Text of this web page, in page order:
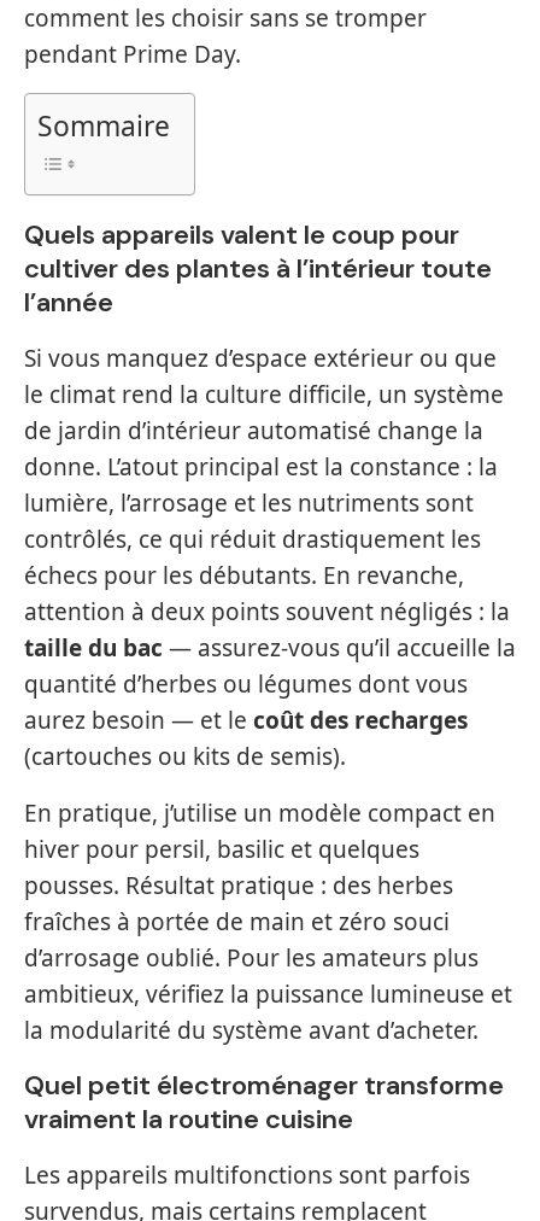
comment les choisir sans se tromper
pendant Prime Day.
Sommaire
Quels appareils valent le coup pour
cultiver des plantes à l’intérieur toute
l’année
Si vous manquez d’espace extérieur ou que
le climat rend la culture difficile, un système
de jardin d’intérieur automatisé change la
donne. L’atout principal est la constance : la
lumière, l’arrosage et les nutriments sont
contrôlés, ce qui réduit drastiquement les
échecs pour les débutants. En revanche,
attention à deux points souvent négligés : la
taille du bac — assurez-vous qu’il accueille la
quantité d’herbes ou légumes dont vous
aurez besoin — et le coût des recharges
(cartouches ou kits de semis).
En pratique, j’utilise un modèle compact en
hiver pour persil, basilic et quelques
pousses. Résultat pratique : des herbes
fraîches à portée de main et zéro souci
d’arrosage oublié. Pour les amateurs plus
ambitieux, vérifiez la puissance lumineuse et
la modularité du système avant d’acheter.
Quel petit électroménager transforme
vraiment la routine cuisine
Les appareils multifonctions sont parfois
survendus, mais certains remplacent